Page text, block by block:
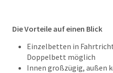
Die Vorteile auf einen Blick
Einzelbetten in
Doppelbett möglich
Innen großzügig, außen